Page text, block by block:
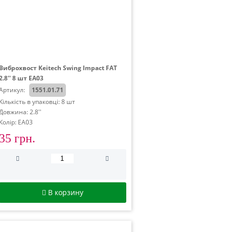
Keitech Swing Impact FAT
8 шт EA03
1551.01.71
в упаковці: 8 шт
2.8''
EA03
грн.
В корзину